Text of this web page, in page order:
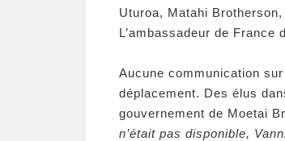
Uturoa, Matahi
L’ambassadeur de
Aucune communication
déplacement. Des élus
gouvernement de Moetai
n’était pas disponible,